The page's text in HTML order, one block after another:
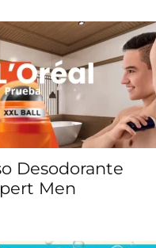
Desodorante
Men